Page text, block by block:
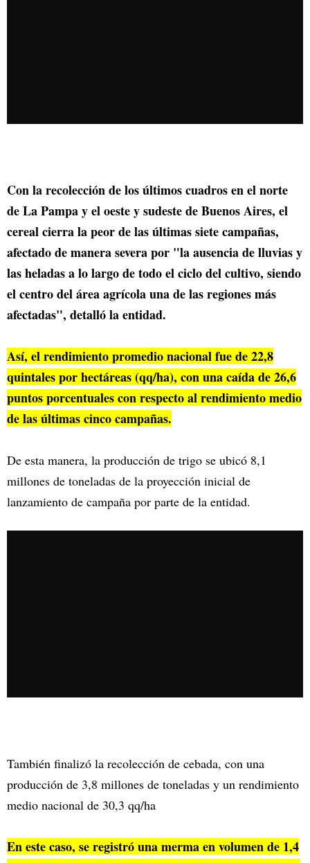
Con la recolección de los últimos cuadros en el norte
de La Pampa y el oeste y sudeste de Buenos Aires, el
cereal cierra la peor de las últimas siete campañas,
afectado de manera severa por "la ausencia de lluvias y
las heladas a lo largo de todo el ciclo del cultivo, siendo
el centro del área agrícola una de las regiones más
afectadas", detalló la entidad.
Así, el rendimiento promedio nacional fue de 22,8
quintales por hectáreas (qq/ha), con una caída de 26,6
puntos porcentuales con respecto al rendimiento medio
de las últimas cinco campañas.
De esta manera, la producción de trigo se ubicó 8,1
millones de toneladas de la proyección inicial de
lanzamiento de campaña por parte de la entidad.
También finalizó la recolección de cebada, con una
producción de 3,8 millones de toneladas y un rendimiento
medio nacional de 30,3 qq/ha
En este caso, se registró una merma en volumen de 1,4